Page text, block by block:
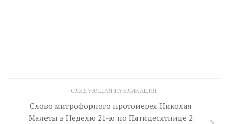
СЛЕДУЮЩАЯ ПУБЛИКАЦИЯ
Слово митрофорного протоиерея Николая
Малеты в Неделю 21-ю по Пятидесятнице 2